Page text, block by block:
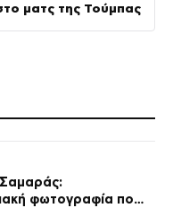
ματς της Τούμπας
φωτογραφία που